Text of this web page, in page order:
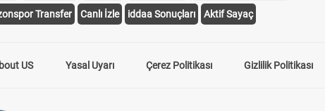
Transfer Canlı İzle iddaa Sonuçları Aktif Sayaç
US Yasal Uyarı Çerez Politikası Gizlilik Politikası